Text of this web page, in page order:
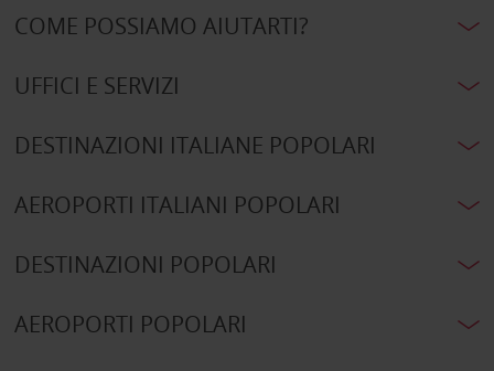
COME POSSIAMO AIUTARTI?
UFFICI E SERVIZI
DESTINAZIONI ITALIANE POPOLARI
AEROPORTI ITALIANI POPOLARI
DESTINAZIONI POPOLARI
AEROPORTI POPOLARI